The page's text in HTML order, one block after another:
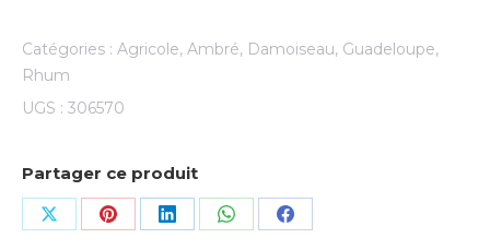
Catégories : Agricole, Ambré, Damoiseau, Guadeloupe,
Rhum
UGS : 306570
Partager ce produit
Share Share Share Share Share